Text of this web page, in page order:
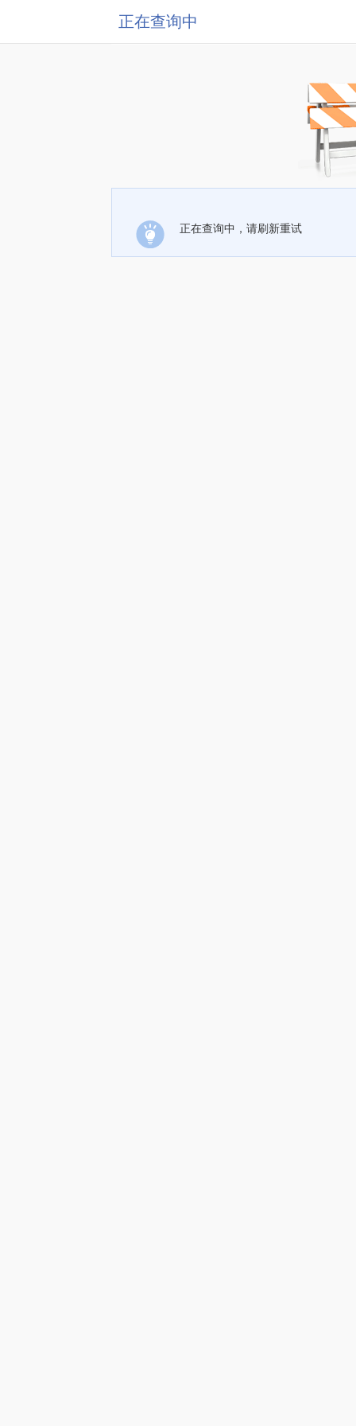
正在查询中
正在查询中，请刷新重试